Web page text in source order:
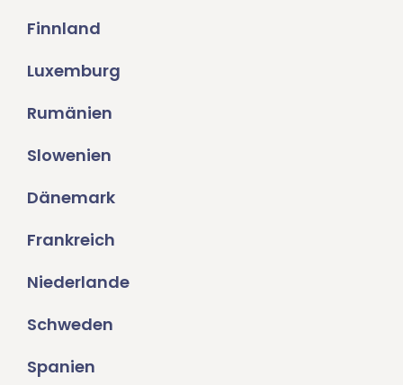
Finnland
Luxemburg
Rumänien
Slowenien
Dänemark
Frankreich
Niederlande
Schweden
Spanien